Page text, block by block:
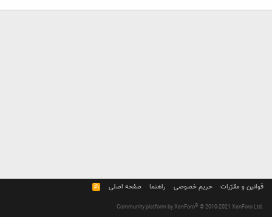
قوانین و مقرّرات حریم خصوصی راهنما صفحه اصلی
R
S
Community platform by XenForo® © 2010-2021 XenForo Ltd.